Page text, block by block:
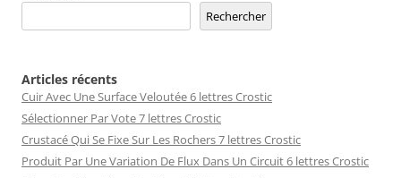
Rechercher
Articles récents
Cuir Avec Une Surface Veloutée 6 lettres Crostic
Sélectionner Par Vote 7 lettres Crostic
Crustacé Qui Se Fixe Sur Les Rochers 7 lettres Crostic
Produit Par Une Variation De Flux Dans Un Circuit 6 lettres Crostic